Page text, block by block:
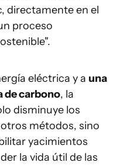
directamente en el
proceso
eléctrica y a una
de carbono, la
disminuye los
métodos, sino
yacimientos
la vida útil de las